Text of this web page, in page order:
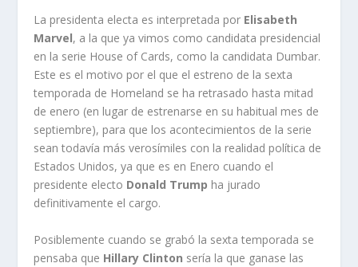
La presidenta electa es interpretada por Elisabeth
Marvel, a la que ya vimos como candidata presidencial
en la serie House of Cards, como la candidata Dumbar.
Este es el motivo por el que el estreno de la sexta
temporada de Homeland se ha retrasado hasta mitad
de enero (en lugar de estrenarse en su habitual mes de
septiembre), para que los acontecimientos de la serie
sean todavía más verosímiles con la realidad política de
Estados Unidos, ya que es en Enero cuando el
presidente electo Donald Trump ha jurado
definitivamente el cargo.
Posiblemente cuando se grabó la sexta temporada se
pensaba que Hillary Clinton sería la que ganase las